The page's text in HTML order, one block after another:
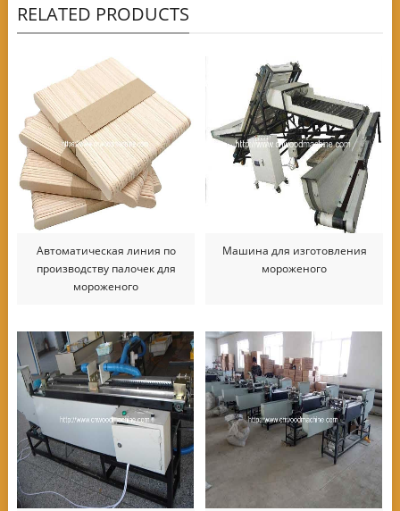
RELATED PRODUCTS
Автоматическая линия по
производству палочек для
мороженого
Машина для изготовления
мороженого